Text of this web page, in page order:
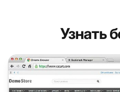
Узнать
CS-Cart